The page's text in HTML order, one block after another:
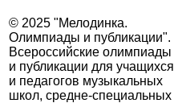
© 2025 "Мелодинка.
Олимпиады и публикации".
Всероссийские олимпиады
и публикации для учащихся
и педагогов музыкальных
школ, средне-специальных